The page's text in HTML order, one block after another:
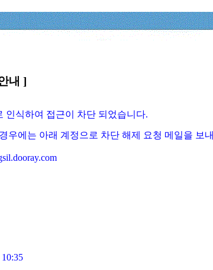
내 ]
인식하여 접근이 차단 되었습니다.
우에는 아래 계정으로 차단 해제 요청 메일을 보내